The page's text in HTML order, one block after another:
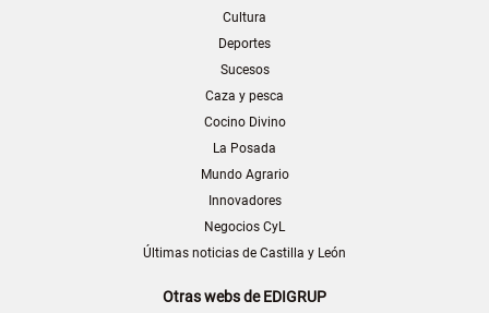
Cultura
Deportes
Sucesos
Caza y pesca
Cocino Divino
La Posada
Mundo Agrario
Innovadores
Negocios CyL
Últimas noticias de Castilla y León
Otras webs de EDIGRUP